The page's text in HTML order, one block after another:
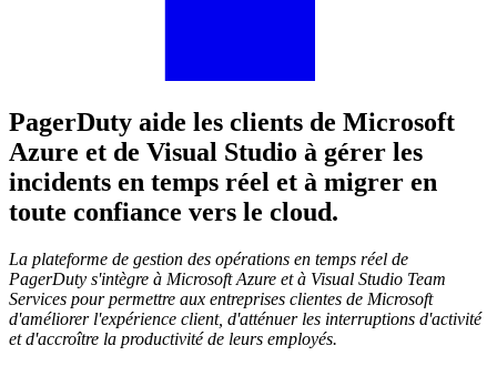
PagerDuty aide les clients de Microsoft
Azure et de Visual Studio à gérer les
incidents en temps réel et à migrer en
toute confiance vers le cloud.
La plateforme de gestion des opérations en temps réel de
PagerDuty s'intègre à Microsoft Azure et à Visual Studio Team
Services pour permettre aux entreprises clientes de Microsoft
d'améliorer l'expérience client, d'atténuer les interruptions d'activité
et d'accroître la productivité de leurs employés.